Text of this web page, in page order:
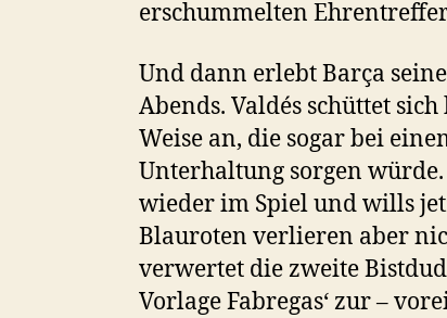
erschummelten
Und dann erlebt Barça
Abends. Valdés schüttet
Weise an, die sogar bei
Unterhaltung sorgen
wieder im Spiel und wills
Blauroten verlieren aber
verwertet die zweite
Vorlage Fabregas‘ zur –